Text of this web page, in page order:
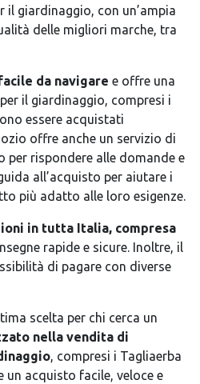
giardinaggio, con un’ampia
delle migliori marche, tra
da navigare e offre una
il giardinaggio, compresi i
essere acquistati
offre anche un servizio di
per rispondere alle domande e
all’acquisto per aiutare i
più adatto alle loro esigenze.
in tutta Italia, compresa
rapide e sicure. Inoltre, il
di pagare con diverse
scelta per chi cerca un
nella vendita di
, compresi i Tagliaerba
un acquisto facile, veloce e